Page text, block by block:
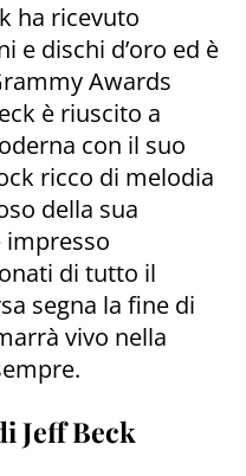
ha ricevuto
e dischi d’oro ed è
Awards
è riuscito a
con il suo
ricco di melodia
della sua
di tutto il
segna la fine di
vivo nella
Jeff Beck